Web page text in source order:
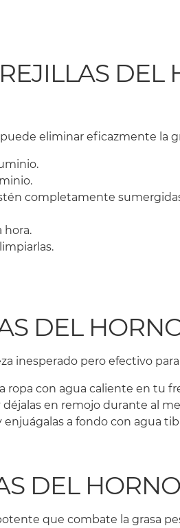
eliminar eficazmente la
completamente
hora.
DEL
inesperado pero efectivo
con agua caliente en tu
en remojo durante al
a fondo con agua
DEL
que combate la grasa